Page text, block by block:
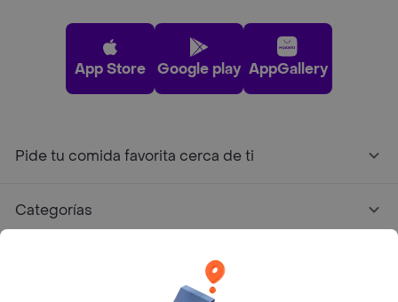
App Store Google play AppGallery
Pide tu comida favorita cerca de ti
Categorías